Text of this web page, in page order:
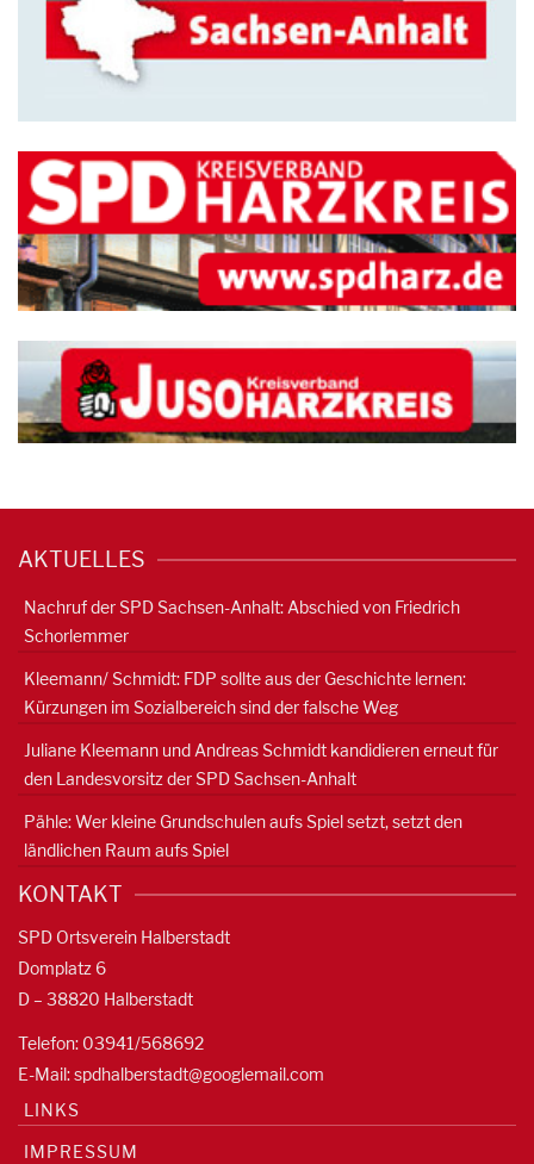
AKTUELLES
Nachruf der SPD Sachsen-Anhalt: Abschied von Friedrich
Schorlemmer
Kleemann/ Schmidt: FDP sollte aus der Geschichte lernen:
Kürzungen im Sozialbereich sind der falsche Weg
Juliane Kleemann und Andreas Schmidt kandidieren erneut für
den Landesvorsitz der SPD Sachsen-Anhalt
Pähle: Wer kleine Grundschulen aufs Spiel setzt, setzt den
ländlichen Raum aufs Spiel
KONTAKT
SPD Ortsverein Halberstadt
Domplatz 6
D – 38820 Halberstadt
Telefon: 03941/568692
E-Mail:spdhalberstadt@googlemail.com
LINKS
IMPRESSUM